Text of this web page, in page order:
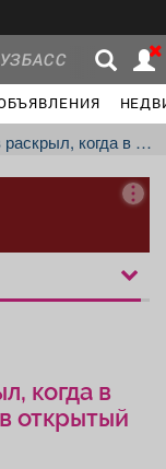
Услуги
растения в открытый грунт
когда в
открытый